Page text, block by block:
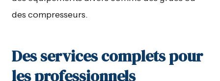
des compresseurs.
Des services complets pour
les professionnels